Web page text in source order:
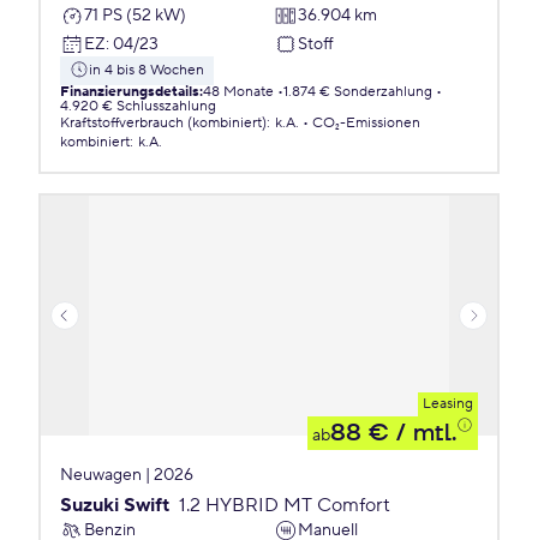
71 PS (52 kW)
36.904 km
EZ: 04/23 Stoff
in 4 bis 8 Wochen
Finanzierungsdetails:48 Monate 1.874 € Sonderzahlung
4.920 € Schlusszahlung
Kraftstoffverbrauch (kombiniert): k.A.
CO₂-Emissionen
kombiniert: k.A.
Leasing
ab88 € / mtl.
Neuwagen | 2026
Suzuki Swift 1.2 HYBRID MT Comfort
Benzin
Manuell